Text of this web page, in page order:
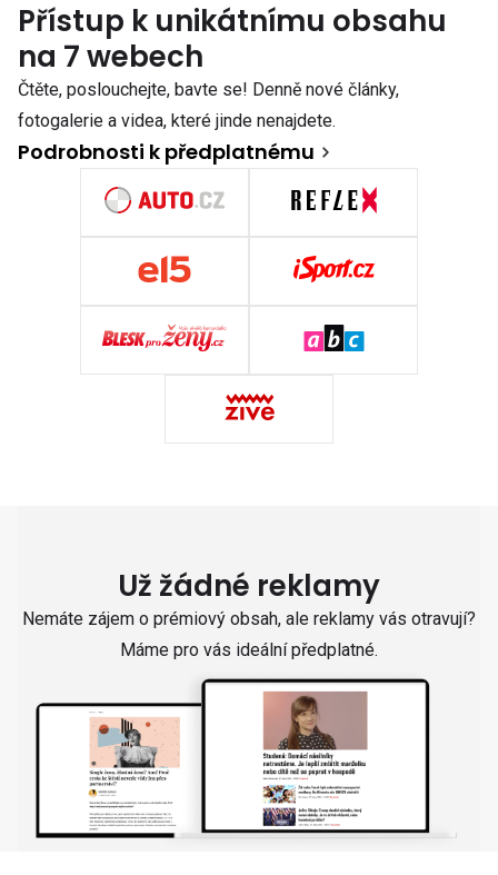
Přístup k unikátnímu obsahu
na 7 webech
Čtěte, poslouchejte, bavte se! Denně nové články,
fotogalerie a videa, které jinde nenajdete.
Podrobnosti k předplatnému
Už žádné reklamy
Nemáte zájem o prémiový obsah, ale reklamy vás otravují?
Máme pro vás ideální předplatné.